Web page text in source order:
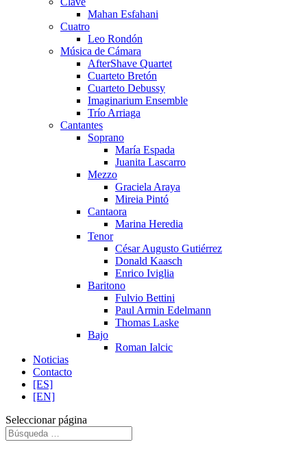
Mahan Esfahani
Cuatro
Leo Rondón
Música de Cámara
AfterShave Quartet
Cuarteto Bretón
Cuarteto Debussy
Imaginarium Ensemble
Trío Arriaga
Cantantes
Soprano
María Espada
Juanita Lascarro
Mezzo
Graciela Araya
Mireia Pintó
Cantaora
Marina Heredia
Tenor
César Augusto Gutiérrez
Donald Kaasch
Enrico Iviglia
Baritono
Fulvio Bettini
Paul Armin Edelmann
Thomas Laske
Bajo
Roman Ialcic
Noticias
Contacto
[ES]
[EN]
Seleccionar página